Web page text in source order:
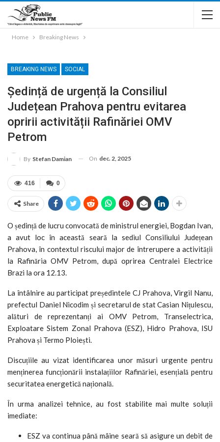
Home Breaking News
BREAKING NEWS SOCIAL
Ședință de urgență la Consiliul
Județean Prahova pentru evitarea
opririi activității Rafinăriei OMV
Petrom
By Stefan Damian On dec. 2, 2025
0
416
Share
O ședință de lucru convocată de ministrul energiei, Bogdan Ivan,
a avut loc în această seară la sediul Consiliului Județean
Prahova, în contextul riscului major de întrerupere a activității
la Rafinăria OMV Petrom, după oprirea Centralei Electrice
Brazi la ora 12.13.
La întâlnire au participat președintele CJ Prahova, Virgil Nanu,
prefectul Daniel Nicodim și secretarul de stat Casian Nițulescu,
alături de reprezentanți ai OMV Petrom, Transelectrica,
Exploatare Sistem Zonal Prahova (ESZ), Hidro Prahova, ISU
Prahova și Termo Ploiești.
Discuțiile au vizat identificarea unor măsuri urgente pentru
menținerea funcționării instalațiilor Rafinăriei, esențială pentru
securitatea energetică națională.
În urma analizei tehnice, au fost stabilite mai multe soluții
imediate:
ESZ va continua până mâine seară să asigure un debit de